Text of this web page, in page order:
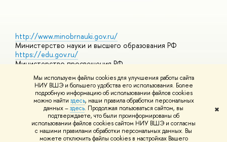
Мы используем файлы cookies для улучшения работы сайта
НИУ ВШЭ и большего удобства его использования. Более
подробную информацию об использовании файлов cookies
можно найти здесь, наши правила обработки персональных
данных –здесь. Продолжая пользоваться сайтом, вы
подтверждаете, что были проинформированы об
использовании файлов cookies сайтом НИУ ВШЭ и согласны
с нашими правилами обработки персональных данных. Вы
можете отключить файлы cookies в настройках Вашего
✖
http://www.minobrnauki.gov.ru/
Министерство науки и высшего образования РФ
https://edu.gov.ru/
Министерство просвещения РФ
https://elearning.hse.ru/mooc
Массовые открытые онлайн-курсы
© НИУ ВШЭ 1993–2026 Адреса и контактыУсловия
использования материалов Политика конфиденциальности
Шрифты HSE Sans и HSE Slab разработаны вШколе дизайна НИУ